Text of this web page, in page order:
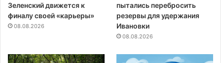
Зеленский движется к
финалу своей «карьеры»
08.08.2026
пытались перебросить
резервы для удержания
Ивановки
08.08.2026